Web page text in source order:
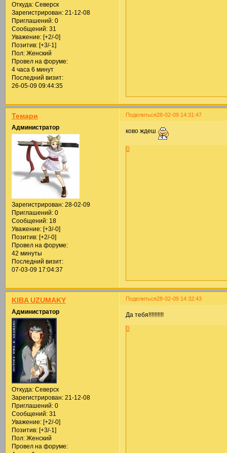
Откуда:Северск
Зарегистрирован: 21-12-08
Приглашений:0
Сообщений:31
Уважение: [+2/-0]
Позитив: [+3/-1]
Пол:Женский
Провел на форуме:
4 часа 6 минут
Последний визит:
26-05-09 09:44:35
Поделиться28-02-09 14:31:47
Темари
Администратор
Зарегистрирован: 28-02-09
Приглашений:0
Сообщений:18
Уважение: [+3/-0]
Позитив: [+2/-0]
Провел на форуме:
42 минуты
Последний визит:
07-03-09 17:04:37
ково ждеш
0
Поделиться28-02-09 14:32:43
KIBA UZUMAKY
Администратор
Откуда:Северск
Зарегистрирован: 21-12-08
Приглашений:0
Сообщений:31
Уважение: [+2/-0]
Позитив: [+3/-1]
Пол:Женский
Провел на форуме:
Да тебя!!!!!!!!!!
0